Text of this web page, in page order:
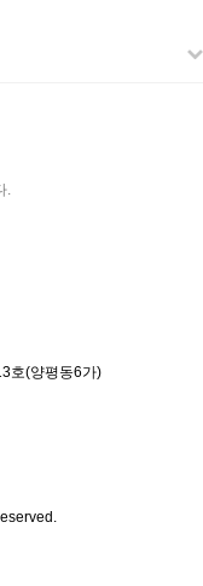
.
호(양평동6가)